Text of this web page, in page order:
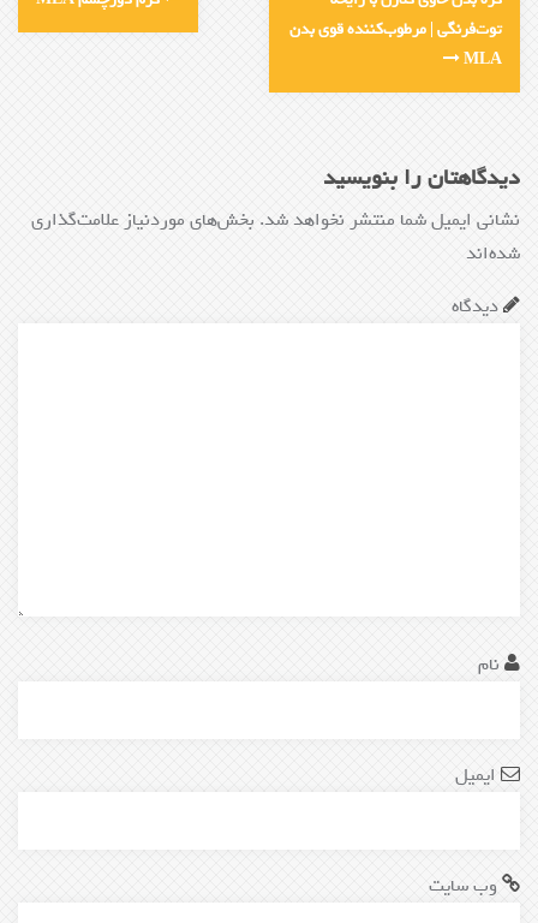
توت‌فرنگی | مرطوب‌کننده قوی بدن
MLA
دیدگاهتان را بنویسید
نشانی ایمیل شما منتشر نخواهد شد. بخش‌های موردنیاز علامت‌گذاری
شده‌اند
دیدگاه
نام
ایمیل
وب‌ سایت